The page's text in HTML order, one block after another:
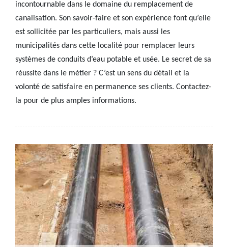
incontournable dans le domaine du remplacement de
canalisation. Son savoir-faire et son expérience font qu’elle
est sollicitée par les particuliers, mais aussi les
municipalités dans cette localité pour remplacer leurs
systèmes de conduits d’eau potable et usée. Le secret de sa
réussite dans le métier ? C’est un sens du détail et la
volonté de satisfaire en permanence ses clients. Contactez-
la pour de plus amples informations.